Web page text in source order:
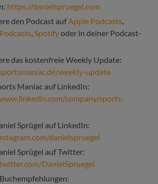
https://danielspruegel.com
den Podcast aufApple Podcasts,
,Spotifyoder in deiner Podcast-
das kostenfreie Weekly Update:
weekly-update
Maniac auf LinkedIn:
company/sports-
Sprügel auf LinkedIn:
danielspruegel
Sprügel auf Twitter:
DanielSpruegel